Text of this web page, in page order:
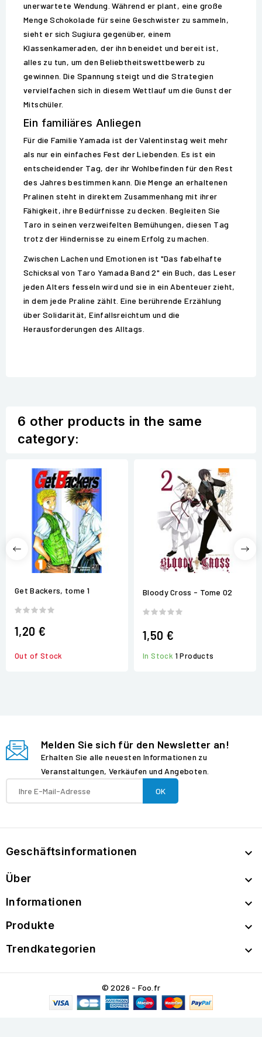
unerwartete Wendung. Während er plant, eine große
Menge Schokolade für seine Geschwister zu sammeln,
sieht er sich Sugiura gegenüber, einem
Klassenkameraden, der ihn beneidet und bereit ist,
alles zu tun, um den Beliebtheitswettbewerb zu
gewinnen. Die Spannung steigt und die Strategien
vervielfachen sich in diesem Wettlauf um die Gunst der
Mitschüler.
Ein familiäres Anliegen
Für die Familie Yamada ist der Valentinstag weit mehr
als nur ein einfaches Fest der Liebenden. Es ist ein
entscheidender Tag, der ihr Wohlbefinden für den Rest
des Jahres bestimmen kann. Die Menge an erhaltenen
Pralinen steht in direktem Zusammenhang mit ihrer
Fähigkeit, ihre Bedürfnisse zu decken. Begleiten Sie
Taro in seinen verzweifelten Bemühungen, diesen Tag
trotz der Hindernisse zu einem Erfolg zu machen.
Zwischen Lachen und Emotionen ist "Das fabelhafte
Schicksal von Taro Yamada Band 2" ein Buch, das Leser
jeden Alters fesseln wird und sie in ein Abenteuer zieht,
in dem jede Praline zählt. Eine berührende Erzählung
über Solidarität, Einfallsreichtum und die
Herausforderungen des Alltags.
6 other products in the same
category:
Get Backers, tome 1
1,20 €
Out of Stock
Bloody Cross - Tome 02
1,50 €
In Stock 1 Products
Melden Sie sich für den Newsletter an!
Erhalten Sie alle neuesten Informationen zu
Veranstaltungen, Verkäufen und Angeboten.
Geschäftsinformationen 
Über 
Informationen 
Produkte 
Trendkategorien 
© 2026 - Foo.fr